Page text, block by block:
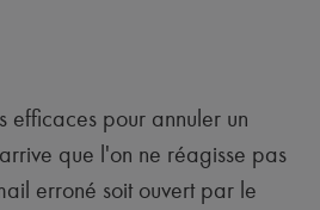
efficaces pour annuler un
que l'on ne réagisse pas
erroné soit ouvert par le